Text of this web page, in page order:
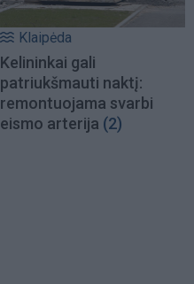
Klaipėda
Kelininkai gali
patriukšmauti naktį:
remontuojama svarbi
eismo arterija (2)